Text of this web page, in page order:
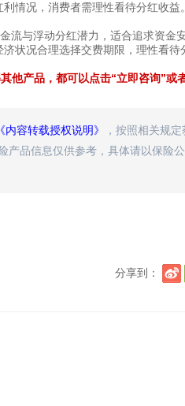
情况，消费者需理性看待分红收益。
流与浮动分红潜力，适合追求资金
状况合理选择交费期限，理性看待
他产品，都可以点击“立即咨询”或
内容转载授权说明》
，按照相关规定
产品信息仅供参考，具体请以保险公
分享到：